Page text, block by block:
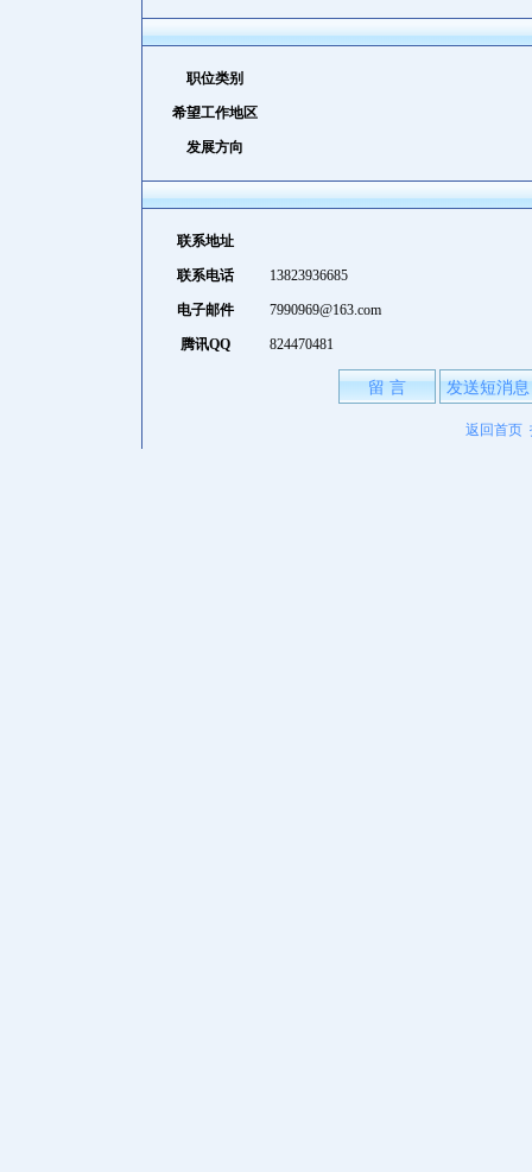
职位类别
希望工作地区
发展方向
联系地址
联系电话 13823936685
电子邮件 7990969@163.com
腾讯QQ 824470481
留 言 发送短消息
返回首页